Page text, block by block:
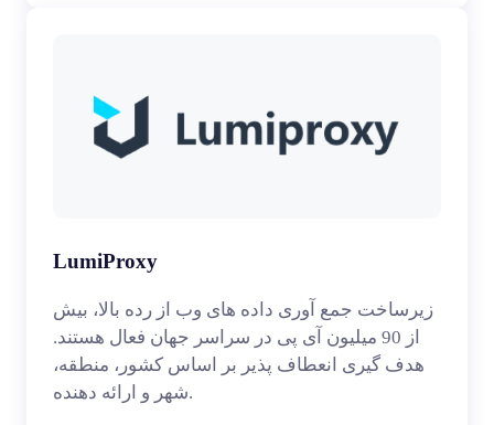
LumiProxy
زیرساخت جمع آوری داده های وب از رده بالا، بیش
از 90 میلیون آی پی در سراسر جهان فعال هستند.
هدف گیری انعطاف پذیر بر اساس کشور، منطقه،
شهر و ارائه دهنده.